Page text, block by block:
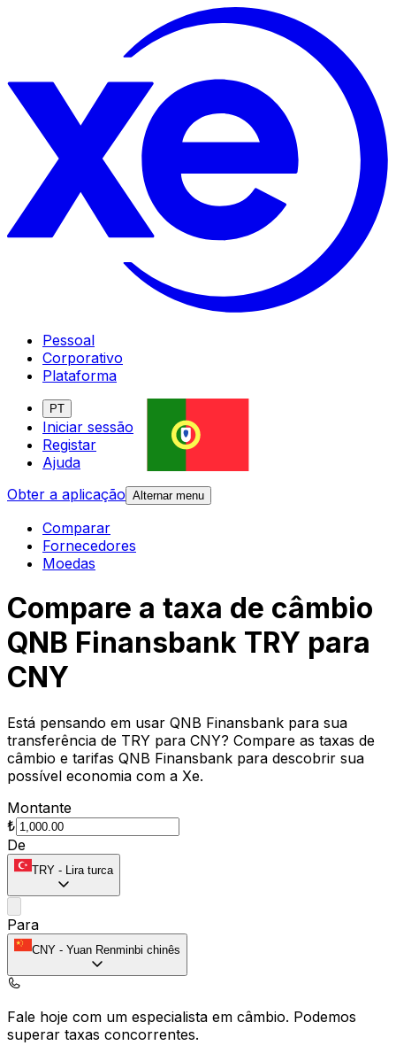
Pessoal
Corporativo
Plataforma
PT
Iniciar sessão
Registar
Ajuda
Obter a aplicação Alternar menu
Comparar
Fornecedores
Moedas
Compare a taxa de câmbio
QNB Finansbank TRY para
CNY
Está pensando em usar QNB Finansbank para sua
transferência de TRY para CNY? Compare as taxas de
câmbio e tarifas QNB Finansbank para descobrir sua
possível economia com a Xe.
Montante
₺
De
TRY - Lira turca
Para
CNY - Yuan Renminbi chinês
Fale hoje com um especialista em câmbio. Podemos
superar taxas concorrentes.